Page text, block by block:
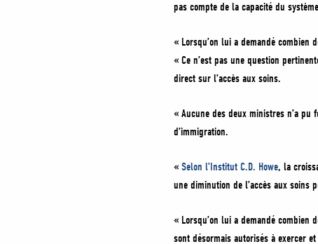
pas compte de la capacité du
« Lorsqu’on lui a demandé combien
« Ce n’est pas une question
direct sur l’accès aux soins.
« Aucune des deux ministres n’a pu
d’immigration.
« Selon l’Institut C.D. Howe, la
une diminution de l’accès aux soins
« Lorsqu’on lui a demandé combien
sont désormais autorisés à exercer